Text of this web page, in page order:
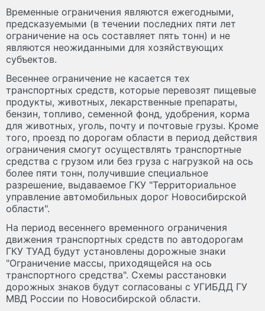
Временные ограничения являются ежегодными,
предсказуемыми (в течении последних пяти лет
ограничение на ось составляет пять тонн) и не
являются неожиданными для хозяйствующих
субъектов.
Весеннее ограничение не касается тех
транспортных средств, которые перевозят пищевые
продукты, животных, лекарственные препараты,
бензин, топливо, семенной фонд, удобрения, корма
для животных, уголь, почту и почтовые грузы. Кроме
того, проезд по дорогам области в период действия
ограничения смогут осуществлять транспортные
средства с грузом или без груза с нагрузкой на ось
более пяти тонн, получившие специальное
разрешение, выдаваемое ГКУ "Территориальное
управление автомобильных дорог Новосибирской
области".
На период весеннего временного ограничения
движения транспортных средств по автодорогам
ГКУ ТУАД будут установлены дорожные знаки
"Ограничение массы, приходящейся на ось
транспортного средства". Схемы расстановки
дорожных знаков будут согласованы с УГИБДД ГУ
МВД России по Новосибирской области.